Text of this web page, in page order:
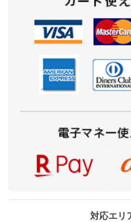
対応エリ